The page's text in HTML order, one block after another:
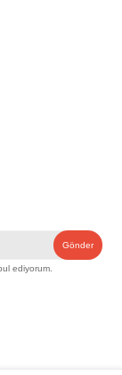
Gönder
ediyorum.